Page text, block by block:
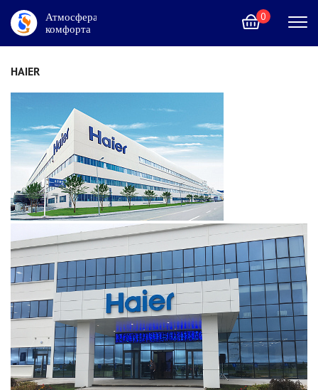
0
+7 (495) 215-02-12
Москва и область
Контакты Услуги Акции
HAIER